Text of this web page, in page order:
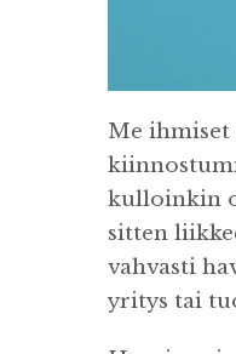
Me ihmiset
kulloinkin
sitten
vahvasti
yritys tai